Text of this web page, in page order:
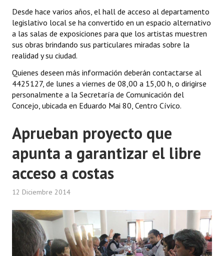
Desde hace varios años, el hall de acceso al departamento
legislativo local se ha convertido en un espacio alternativo
a las salas de exposiciones para que los artistas muestren
sus obras brindando sus particulares miradas sobre la
realidad y su ciudad.
Quienes deseen más información deberán contactarse al
4425127, de lunes a viernes de 08,00 a 15,00 h, o dirigirse
personalmente a la Secretaría de Comunicación del
Concejo, ubicada en Eduardo Mai 80, Centro Cívico.
Aprueban proyecto que
apunta a garantizar el libre
acceso a costas
12 Diciembre 2014